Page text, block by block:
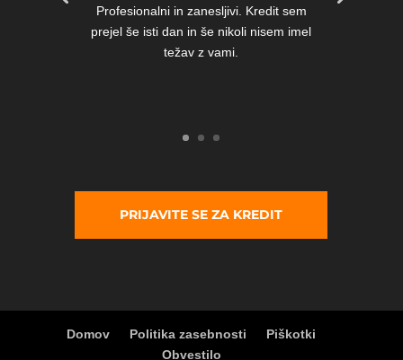
Profesionalni in zanesljivi. Kredit sem
prejel še isti dan in še nikoli nisem imel
težav z vami.
PRIJAVITE SE ZA KREDIT
Domov Politika zasebnosti
Piškotki
Obvestilo